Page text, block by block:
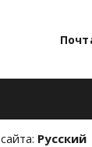
Русский